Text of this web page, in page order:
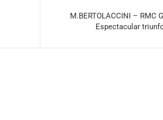
M.BERTOLACCINI – RMC
Espectacular